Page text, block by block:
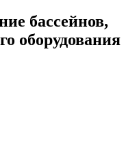
бассейнов,
оборудования